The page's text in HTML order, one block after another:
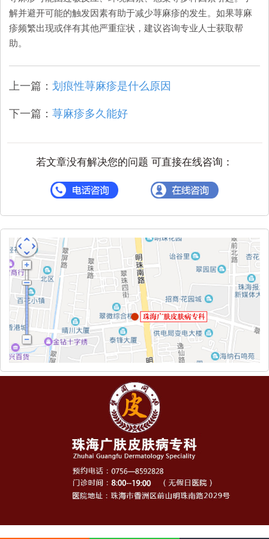
解并避开可能的触发因素有助于减少荨麻疹的发生。如果荨麻
疹频繁出现或伴有其他严重症状，建议咨询专业人士获取帮
助。
上一篇： 划痕性荨麻疹是什么原因
下一篇： 荨麻疹多久能好
若文章没有解决您的问题 可直接在线咨询：